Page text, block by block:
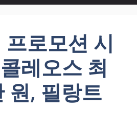
로모션 시
레오스 최
원, 필랑트